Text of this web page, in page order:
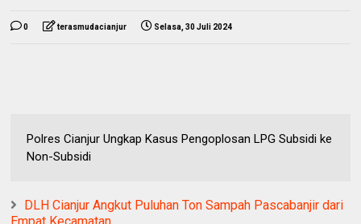
0 terasmudacianjur Selasa, 30 Juli 2024
Polres Cianjur Ungkap Kasus Pengoplosan LPG Subsidi ke
Non-Subsidi
DLH Cianjur Angkut Puluhan Ton Sampah Pascabanjir dari